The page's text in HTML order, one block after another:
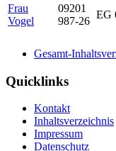
Frau
Vogel
09201
987-26
EG
Gesamt-
Quicklinks
Kontakt
Inhaltsverzeichnis
Impressum
Datenschutz